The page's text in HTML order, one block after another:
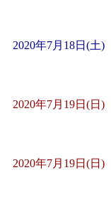
2020年7月18日(土)
2020年7月19日(日)
2020年7月19日(日)